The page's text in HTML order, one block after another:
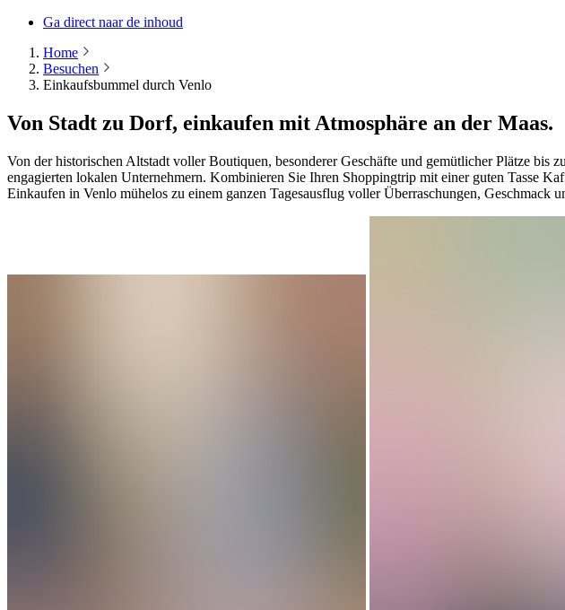
Ga direct naar de inhoud
Home
Besuchen
Einkaufsbummel durch Venlo
Von Stadt zu Dorf, einkaufen mit Atmosphäre an der Maas.
Von der historischen Altstadt voller Boutiquen, besonderer Geschäfte und gemütlicher Plätze
engagierten lokalen Unternehmern. Kombinieren Sie Ihren Shoppingtrip mit einer guten Tasse
Einkaufen in Venlo mühelos zu einem ganzen Tagesausflug voller Überraschungen, Geschmack